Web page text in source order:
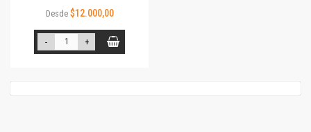
Desde $12.000,00
- +